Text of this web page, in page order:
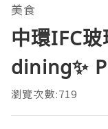
美食
中環IFC
dining✨
瀏覽次數:719